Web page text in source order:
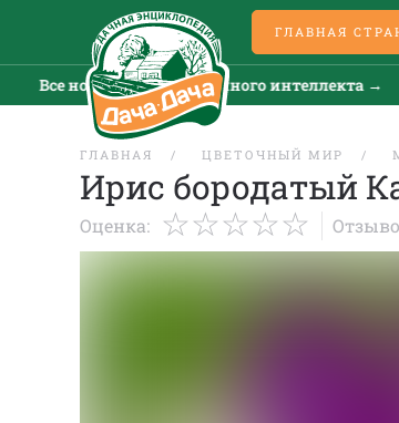
ГЛАВНАЯ
новости искусственного интеллекта →
ГЛАВНАЯ ЦВЕТОЧНЫЙ МИР
Ирис бородатый
Оценка: